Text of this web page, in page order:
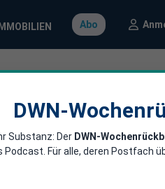
IMMOBILIEN Abo
DWN-
Substanz: Der DWN-
Podcast. Für alle, deren Postfach